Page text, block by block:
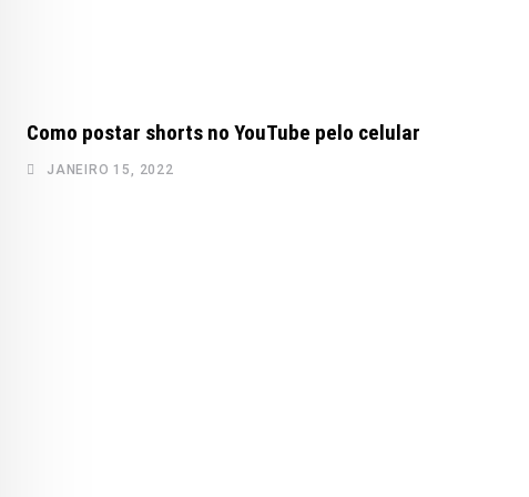
Como postar shorts no YouTube pelo celular
JANEIRO 15, 2022